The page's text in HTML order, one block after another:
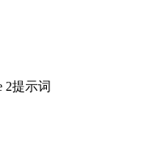
2提示词